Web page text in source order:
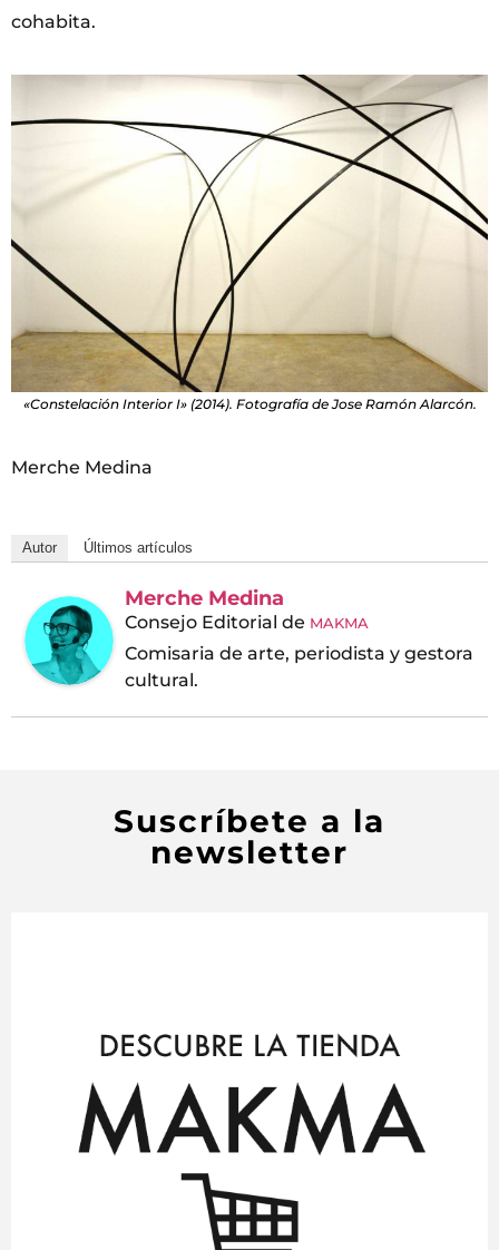
cohabita.
«Constelación Interior I» (2014). Fotografía de Jose Ramón Alarcón.
Merche Medina
Autor Últimos artículos
Merche Medina
Consejo Editorial de MAKMA
Comisaria de arte, periodista y gestora
cultural.
Suscríbete a la
newsletter